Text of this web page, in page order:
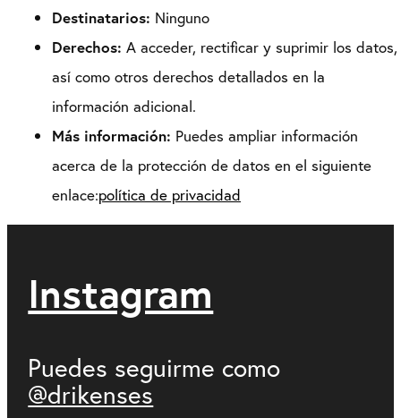
Destinatarios: Ninguno
Derechos: A acceder, rectificar y suprimir los datos,
así como otros derechos detallados en la
información adicional.
Más información: Puedes ampliar información
acerca de la protección de datos en el siguiente
enlace:política de privacidad
Instagram
Puedes seguirme como
@drikenses